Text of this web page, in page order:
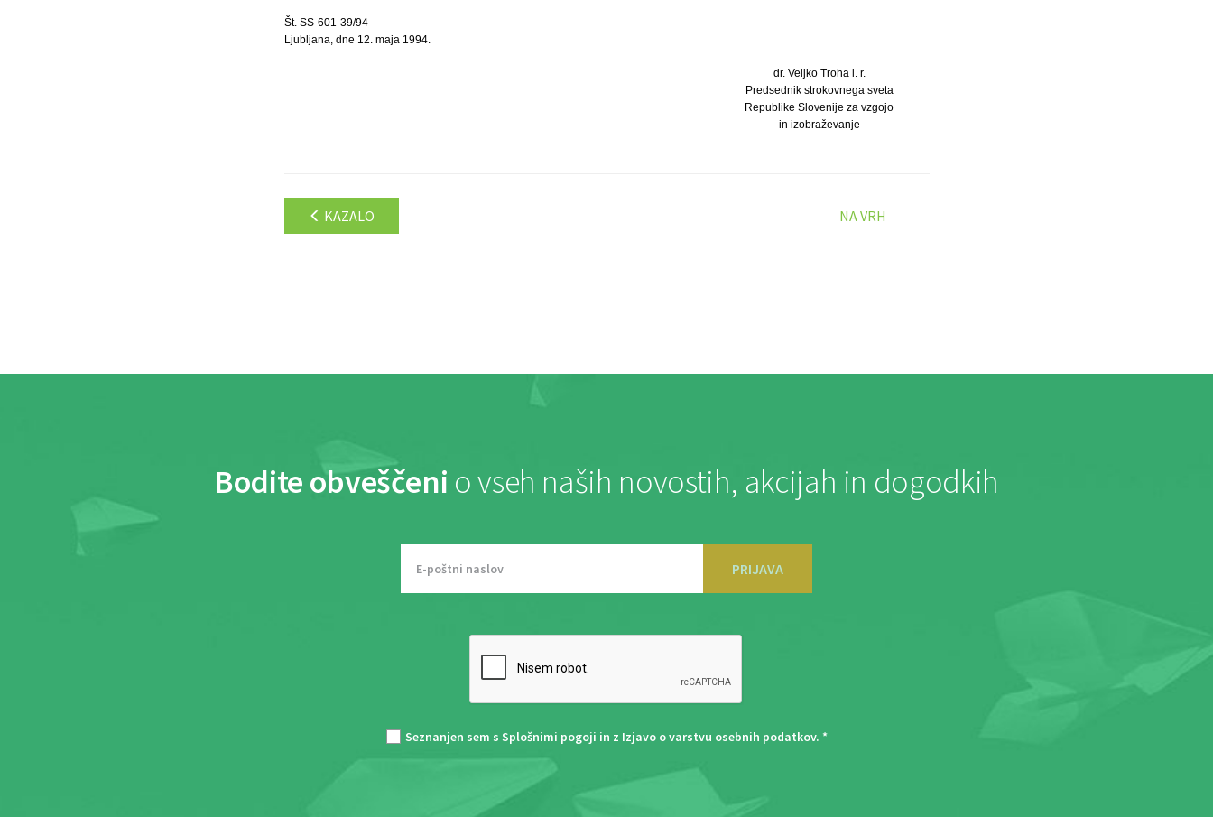
Št. SS-601-39/94
Ljubljana, dne 12. maja 1994.
dr. Veljko Troha l. r.
Predsednik strokovnega sveta
Republike Slovenije za vzgojo
in izobraževanje
KAZALO NA VRH
Bodite obveščeni o vseh naših novostih, akcijah in dogodkih
PRIJAVA
Seznanjen sem s Splošnimi pogoji in z Izjavo o varstvu osebnih podatkov. *